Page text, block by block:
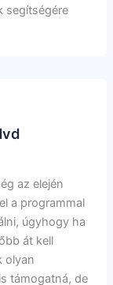
segítségére
az elején
a programmal
úgyhogy ha
át kell
olyan
támogatná, de